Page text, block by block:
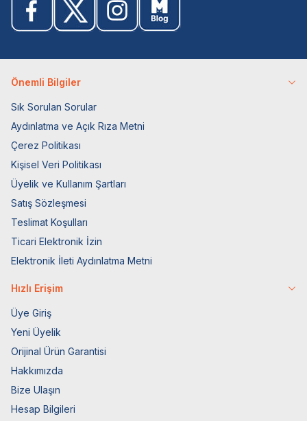
Önemli Bilgiler
Sık Sorulan Sorular
Aydınlatma ve Açık Rıza Metni
Çerez Politikası
Kişisel Veri Politikası
Üyelik ve Kullanım Şartları
Satış Sözleşmesi
Teslimat Koşulları
Ticari Elektronik İzin
Elektronik İleti Aydınlatma Metni
Hızlı Erişim
Üye Giriş
Yeni Üyelik
Orijinal Ürün Garantisi
Hakkımızda
Bize Ulaşın
Hesap Bilgileri